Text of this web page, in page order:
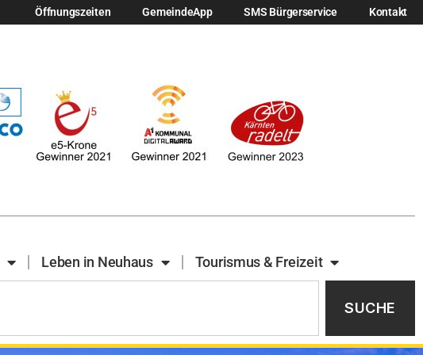
Öffnungszeiten GemeindeApp SMS Bürgerservice Kontakt
Leben in Neuhaus Tourismus & Freizeit
SUCHE